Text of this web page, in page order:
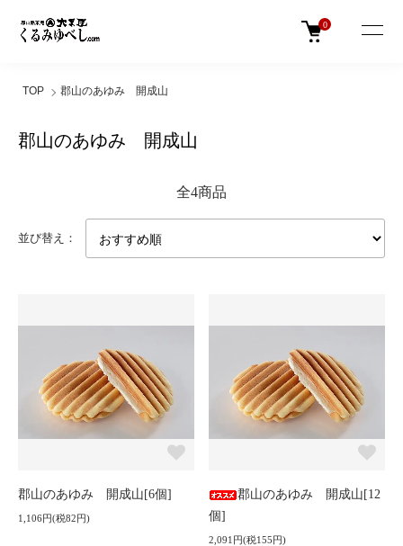
0
TOP 郡山のあゆみ 開成山
郡山のあゆみ 開成山
全4商品
並び替え：
郡山のあゆみ 開成山[6個]
1,106円(税82円)
郡山のあゆみ 開成山[12
個]
2,091円(税155円)